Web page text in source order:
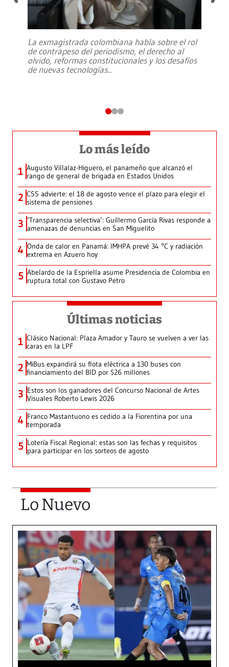
La exmagistrada colombiana habla sobre el rol
de contrapeso del periodismo, el derecho al
olvido, reformas constitucionales y los desafíos
de nuevas tecnologías...
Lo más leído
1 Augusto Villalaz-Higuero, el panameño que alcanzó el
rango de general de brigada en Estados Unidos
2 CSS advierte: el 18 de agosto vence el plazo para elegir el
sistema de pensiones
3 ‘Transparencia selectiva’: Guillermo García Rivas responde a
amenazas de denuncias en San Miguelito
4 Onda de calor en Panamá: IMHPA prevé 34 °C y radiación
extrema en Azuero hoy
5 Abelardo de la Espriella asume Presidencia de Colombia en
ruptura total con Gustavo Petro
Últimas noticias
1 Clásico Nacional: Plaza Amador y Tauro se vuelven a ver las
caras en la LPF
2 MiBus expandirá su flota eléctrica a 130 buses con
financiamiento del BID por $26 millones
3 Estos son los ganadores del Concurso Nacional de Artes
Visuales Roberto Lewis 2026
4 Franco Mastantuono es cedido a la Fiorentina por una
temporada
5 Lotería Fiscal Regional: estas son las fechas y requisitos
para participar en los sorteos de agosto
Lo Nuevo